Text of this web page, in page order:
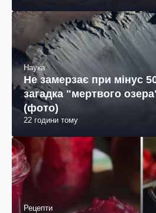
Наука
Не замерзає при мінус
загадка "мертвого
(фото)
22 години тому
Рецепти